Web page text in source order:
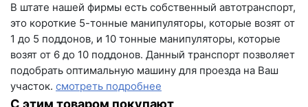
Написать на почту
г.Самара, ул. Садовая, дом 199, помещение Н8
(вывеска "Мир кирпича")
пн-пт с 9:00 до 18:00
Кол-во в 1м2
90 шт
Вес
1.74 кг
В штате нашей фирмы есть собственный автотранспорт,
это короткие 5-тонные манипуляторы, которые возят от
1 до 5 поддонов, и 10 тонные манипуляторы, которые
возят от 6 до 10 поддонов. Данный транспорт позволяет
подобрать оптимальную машину для проезда на Ваш
участок. смотреть подробнее
С этим товаром покупают